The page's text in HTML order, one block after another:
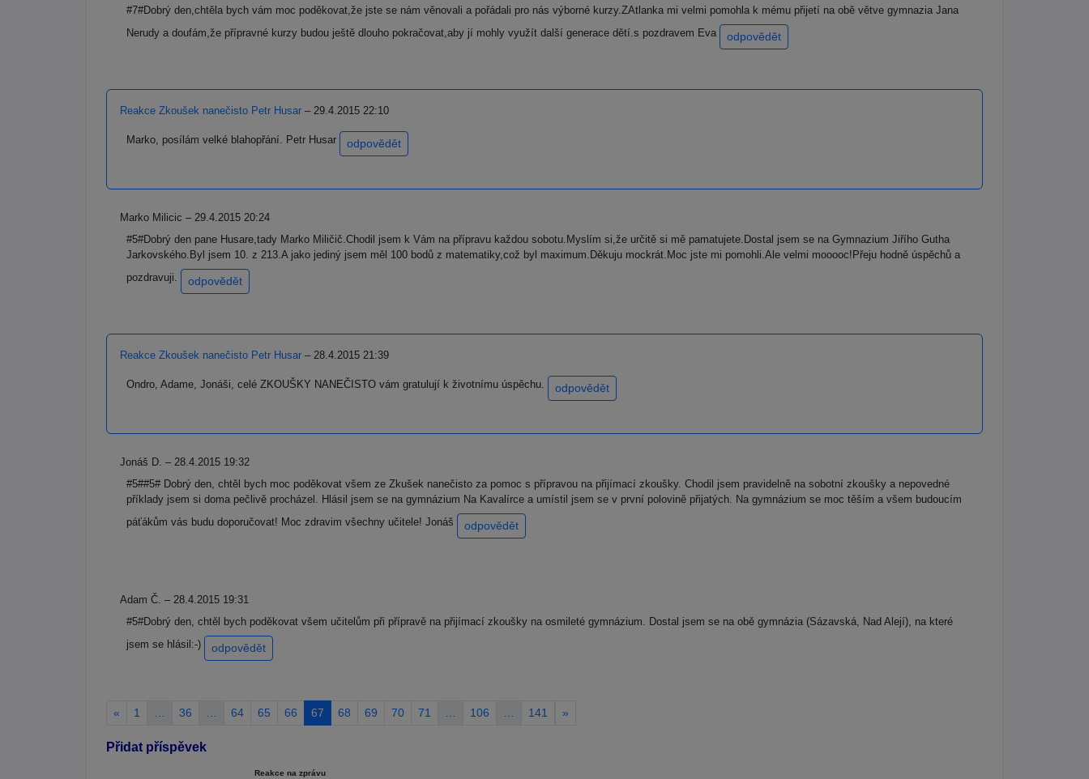
#7#Dobrý den,chtěla bych vám moc poděkovat,že jste se nám věnovali a pořádali pro nás výborné kurzy.ZAtlanka mi velmi pomohla k mému přijetí na obě větve gymnazia Jana
Nerudy a doufám,že přípravné kurzy budou ještě dlouho pokračovat,aby jí mohly využít další generace dětí.s pozdravem Eva
odpovědět
Reakce Zkoušek nanečisto Petr Husar – 29.4.2015 22:10
Marko, posílám velké blahopřání. Petr Husar odpovědět
Marko Milicic – 29.4.2015 20:24
#5#Dobrý den pane Husare,tady Marko Miličič.Chodil jsem k Vám na přípravu každou sobotu.Myslím si,že určitě si mě pamatujete.Dostal jsem se na Gymnazium Jiřího Gutha
Jarkovského.Byl jsem 10. z 213.A jako jediný jsem měl 100 bodů z matematiky,což byl maximum.Děkuju mockrát.Moc jste mi pomohli.Ale velmi mooooc!Přeju hodně úspěchů a
pozdravuji.
odpovědět
Reakce Zkoušek nanečisto Petr Husar – 28.4.2015 21:39
Ondro, Adame, Jonáši, celé ZKOUŠKY NANEČISTO vám gratulují k životnímu úspěchu. odpovědět
Jonáš D. – 28.4.2015 19:32
#5##5# Dobrý den, chtěl bych moc poděkovat všem ze Zkušek nanečisto za pomoc s přípravou na přijímací zkoušky. Chodil jsem pravidelně na sobotní zkoušky a nepovedné
příklady jsem si doma pečlivě procházel. Hlásil jsem se na gymnázium Na Kavalírce a umístil jsem se v první polovině přijatých. Na gymnázium se moc těším a všem budoucím
páťákům vás budu doporučovat! Moc zdravim všechny učitele! Jonáš
odpovědět
Adam Č. – 28.4.2015 19:31
#5#Dobrý den, chtěl bych poděkovat všem učitelům při přípravě na přijímací zkoušky na osmileté gymnázium. Dostal jsem se na obě gymnázia (Sázavská, Nad Alejí), na které
jsem se hlásil:-)
odpovědět
« 1 36 64 65 66 67 68 69 70 71 106 141 »
Přidat příspěvek
Reakce na zprávu